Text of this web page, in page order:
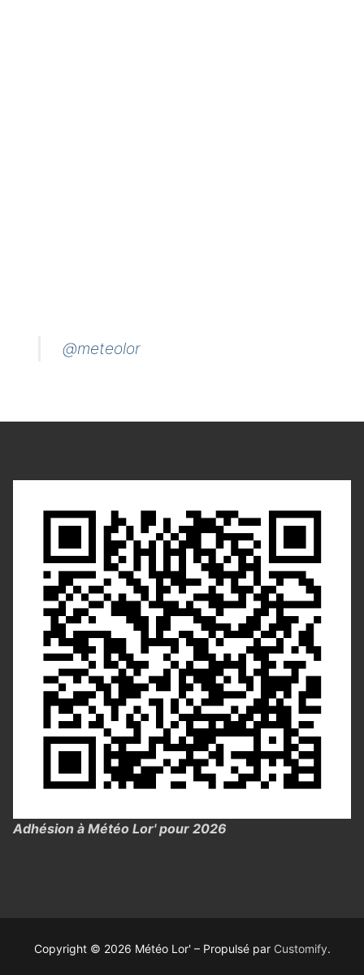
@meteolor
Adhésion à Météo Lor' pour 2026
Copyright © 2026 Météo Lor' – Propulsé par Customify.